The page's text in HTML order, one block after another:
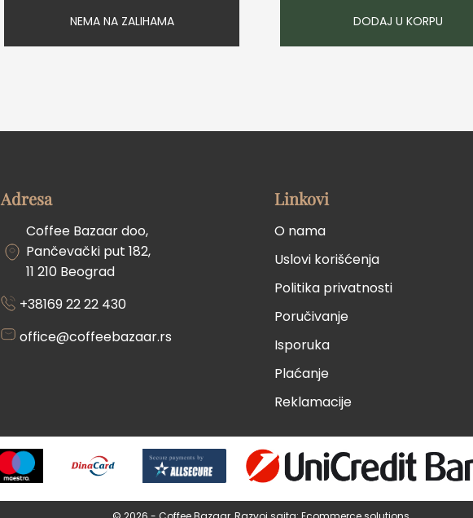
NEMA NA ZALIHAMA DODAJ U KORPU
Adresa
Coffee Bazaar doo,
Pančevački put 182,
11 210 Beograd
+38169 22 22 430
office@coffeebazaar.rs
Linkovi
O nama
Uslovi korišćenja
Politika privatnosti
Poručivanje
Isporuka
Plaćanje
Reklamacije